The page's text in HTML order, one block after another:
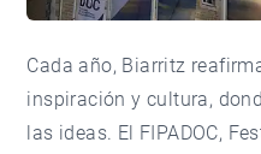
Cada año, Biarritz
inspiración y cultura,
las ideas. El FIPADOC,